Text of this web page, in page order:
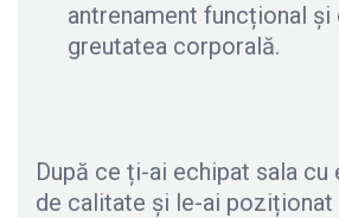
antrenament funcțional
greutatea corporală.
După ce ți-ai echipat sala cu
de calitate și le-ai poziționat